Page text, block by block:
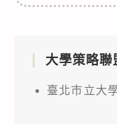
大學策略聯
臺北市立大